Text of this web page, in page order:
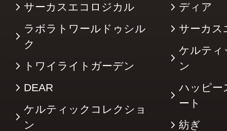
サーカスエコロジカル
ラボラトワールドゥシル
ク
トワイライトガーデン
DEAR
ケルティックコレクショ
ン
ディア
サーカス
ケルティ
ン
ハッピー
ート
紡ぎ